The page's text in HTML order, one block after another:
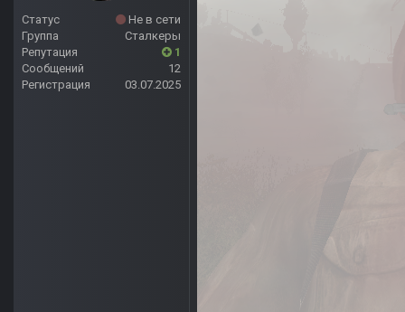
Статус
Не в сети
Группа
Сталкеры
Репутация
1
Сообщений
12
Регистрация
03.07.2025